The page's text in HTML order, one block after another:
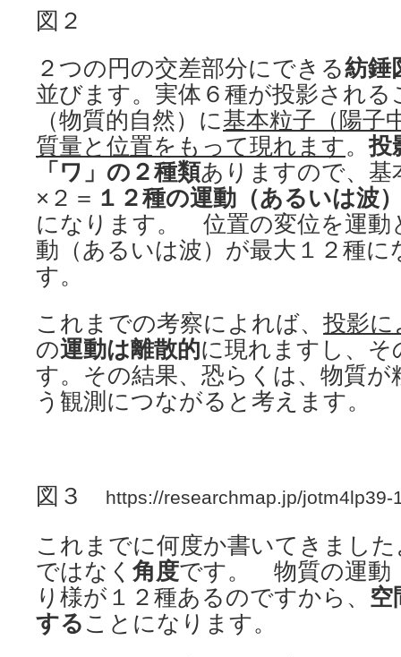
図２
２つの円の交差部分にできる紡錘
並びます。実体６種が投影され
（物質的自然）に基本粒子（陽子
質量と位置をもって現れます。投
「ワ」の２種類ありますので、基
×２＝ １２種の運動（あるいは波
になります。 位置の変位を運動
動（あるいは波）が最大１２種
す。
これまでの考察によれば、 投影に
の運動は離散的に現れますし、そ
す。その結果、恐らくは、物質が
う観測につながると考えます。
図３ https://researchmap.jp/jotm4lp39-
これまでに何度か書いてきまし
ではなく 角度です。 物質の運動
り様が１２種あるのですから、 空
する ことになります。